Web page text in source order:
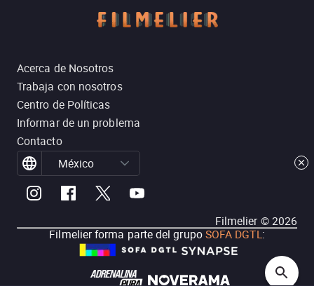
Acerca de Nosotros
Trabaja con nosotros
Centro de Políticas
Informar de un problema
Contacto
México
Filmelier ©2026
Filmelier forma parte del grupoSOFA DGTL: